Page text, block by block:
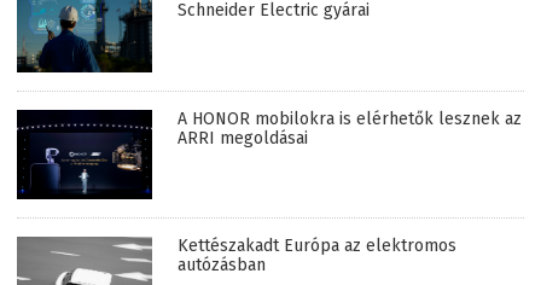
Schneider Electric gyárai
A HONOR mobilokra is elérhetők lesznek az
ARRI megoldásai
Kettészakadt Európa az elektromos
autózásban